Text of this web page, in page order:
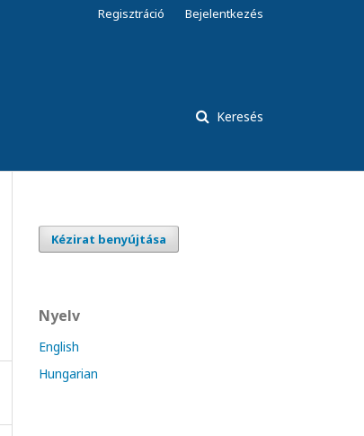
Keresés
Regisztráció Bejelentkezés
Kézirat benyújtása
Nyelv
English
Hungarian